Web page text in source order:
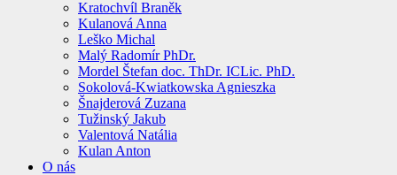
Kratochvíl Braněk
Kulanová Anna
Leško Michal
Malý Radomír PhDr.
Mordel Štefan doc. ThDr. ICLic. PhD.
Sokolová-Kwiatkowska Agnieszka
Šnajderová Zuzana
Tužinský Jakub
Valentová Natália
Kulan Anton
O nás